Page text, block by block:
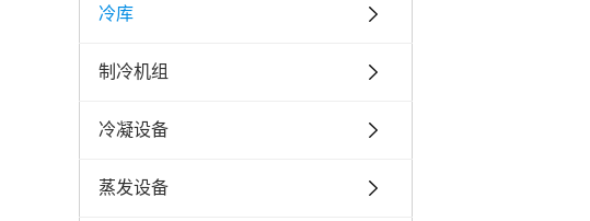
冷库
制冷机组
冷凝设备
蒸发设备